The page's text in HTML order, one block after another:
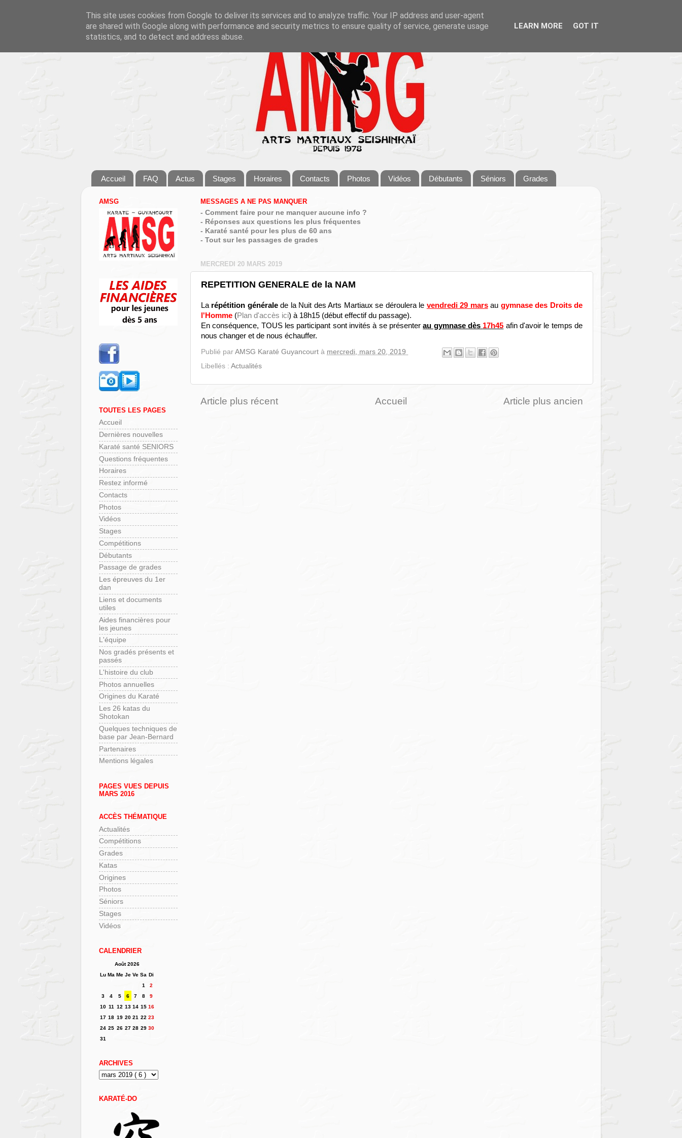
Accueil FAQ Actus Stages Horaires Contacts Photos Vidéos Débutants Séniors Grades
MESSAGES A NE PAS MANQUER
- Comment faire pour ne manquer aucune info ?
- Réponses aux questions les plus fréquentes
- Karaté santé pour les plus de 60 ans
- Tout sur les passages de grades
MERCREDI 20 MARS 2019
REPETITION GENERALE de la NAM
La répétition généralede la Nuit des Arts Martiaux se déroulera le vendredi 29 marsau gymnase des Droits de
l'Homme (Plan d'accès ici) à 18h15 (début effectif du passage).
En conséquence, TOUS les participant sont invités à se présenterau gymnase dès 17h45 afin d'avoir le temps de
nous changer et de nous échauffer.
Publié par AMSG Karaté Guyancourt à mercredi, mars 20, 2019
Libellés : Actualités
Article plus récent Article plus ancien
Accueil
AMSG
TOUTES LES PAGES
Accueil
Dernières nouvelles
Karaté santé SENIORS
Questions fréquentes
Horaires
Restez informé
Contacts
Photos
Vidéos
Stages
Compétitions
Débutants
Passage de grades
Les épreuves du 1er
dan
Liens et documents
utiles
Aides financières pour
les jeunes
L'équipe
Nos gradés présents et
passés
L'histoire du club
Photos annuelles
Origines du Karaté
Les 26 katas du
Shotokan
Quelques techniques de
base par Jean-Bernard
Partenaires
Mentions légales
PAGES VUES DEPUIS
MARS 2016
ACCÈS THÉMATIQUE
Actualités
Compétitions
Grades
Katas
Origines
Photos
Séniors
Stages
Vidéos
CALENDRIER
Août 2026
Lu Ma Me Je Ve Sa Di
1
2
3
4 5 6 7 8
9
10 11 12 13 14 15 16
17 18 19 20 21 22 23
24 25 26 27 28 29 30
31
ARCHIVES
KARATÉ-DO
This site uses cookies from Google to deliver its services and to analyze traffic. Your IP address and user-agent
are shared with Google along with performance and security metrics to ensure quality of service, generate usage
statistics, and to detect and address abuse.
LEARN MORE GOT IT